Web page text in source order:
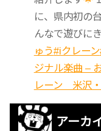
に、県内初の
んなで遊びに
ゅう#iクレーン
ジナル楽曲 –
レーン 米沢
アーカ